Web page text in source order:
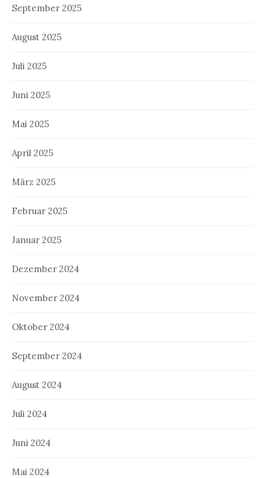
September 2025
August 2025
Juli 2025
Juni 2025
Mai 2025
April 2025
März 2025
Februar 2025
Januar 2025
Dezember 2024
November 2024
Oktober 2024
September 2024
August 2024
Juli 2024
Juni 2024
Mai 2024